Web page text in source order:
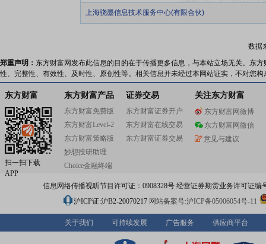
上海骁墨信息技术服务中心(有限合伙)
数据
郑重声明： 东方财富网发布此信息的目的在于传播更多信息，与本站立场无关。东
性、完整性、有效性、及时性、原创性等。相关信息并未经过本网站证实，不对您
东方财富
扫一扫下载
APP
东方财富产品
东方财富免费版
东方财富Level-2
东方财富策略版
妙想投研助理
Choice金融终端
证券交易
东方财富证券开户
东方财富在线交易
东方财富证券交易
关注东方财富
东方财富网微博
东方财富网微信
意见与建议
信息网络传播视听节目许可证：0908328号 经营证券期货业务许可证编
沪ICP证:沪B2-20070217 网站备案号:沪ICP备05006054号-11
关于我们 可持续发展 广告服务 供应商平台